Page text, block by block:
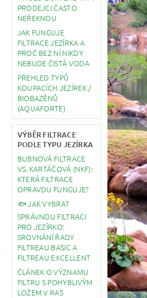
PRODEJCI ČASTO
NEŘEKNOU
JAK FUNGUJE
FILTRACE JEZÍRKA A
PROČ BEZ NÍ NIKDY
NEBUDE ČISTÁ VODA
PŘEHLED TYPŮ
KOUPACÍCH JEZÍREK /
BIOBAZÉNŮ
(AQUAFORTE)
VÝBĚR FILTRACE
PODLE TYPU JEZÍRKA
BUBNOVÁ FILTRACE
VS. KARTÁČOVÁ (NKF):
KTERÁ FILTRACE
OPRAVDU FUNGUJE?
🐟 JAK VYBRAT
SPRÁVNOU FILTRACI
PRO JEZÍRKO:
SROVNÁNÍ ŘADY
FILTREAU BASIC A
FILTREAU EXCELLENT
ČLÁNEK O VÝZNAMU
FILTRU S POHYBLIVÝM
LOŽEM V RAS